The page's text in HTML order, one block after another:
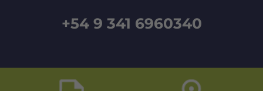
+54 9 341 6960340